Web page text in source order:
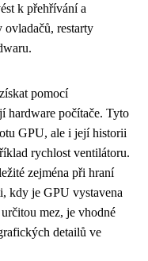
k přehřívání a
ovladačů, restarty
pomocí
hardware počítače. Tyto
GPU, ale i její historii
rychlost ventilátoru.
zejména při hraní
kdy je GPU vystavena
mez, je vhodné
detailů ve